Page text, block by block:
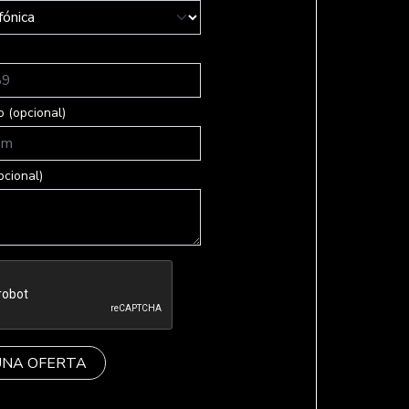
(opcional)